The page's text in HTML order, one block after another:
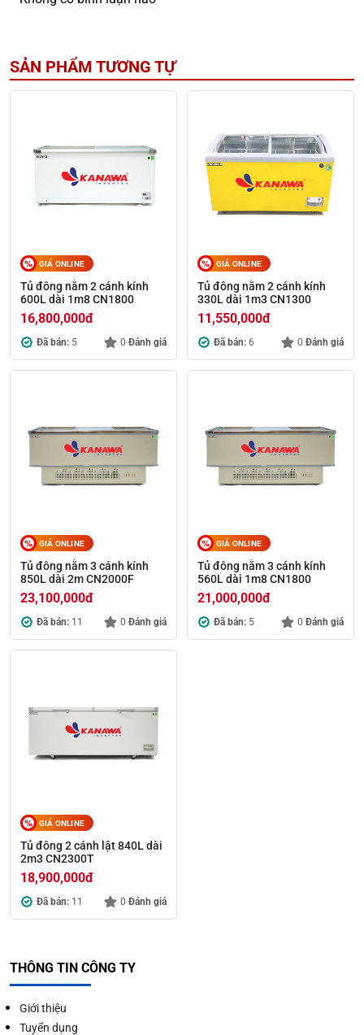
SẢN PHẨM TƯƠNG TỰ
GIÁ ONLINE
Tủ đông nằm 2 cánh kính
600L dài 1m8 CN1800
16,800,000đ
Đã bán: 5 0 Đánh giá
GIÁ ONLINE
Tủ đông nằm 2 cánh kính
330L dài 1m3 CN1300
11,550,000đ
Đã bán: 6 0 Đánh giá
GIÁ ONLINE
Tủ đông nằm 3 cánh kính
850L dài 2m CN2000F
23,100,000đ
Đã bán: 11 0 Đánh giá
GIÁ ONLINE
Tủ đông nằm 3 cánh kính
560L dài 1m8 CN1800
21,000,000đ
Đã bán: 5 0 Đánh giá
GIÁ ONLINE
Tủ đông 2 cánh lật 840L dài
2m3 CN2300T
18,900,000đ
Đã bán: 11 0 Đánh giá
THÔNG TIN CÔNG TY
Giới thiệu
Tuyển dụng